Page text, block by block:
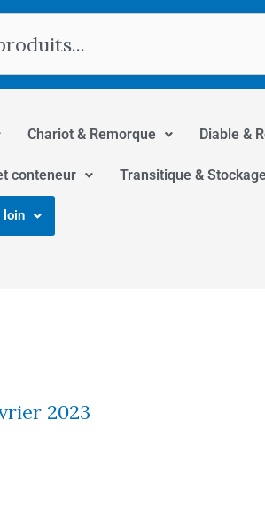
Chariot & Remorque Diable &
conteneur Transitique &
loin
2023